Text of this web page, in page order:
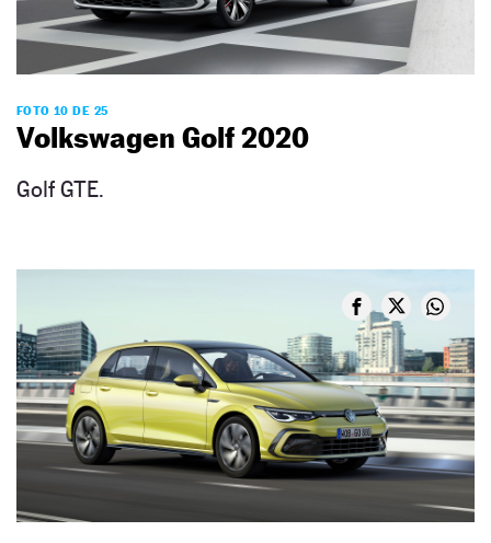
FOTO 10 DE 25
Volkswagen Golf 2020
Golf GTE.